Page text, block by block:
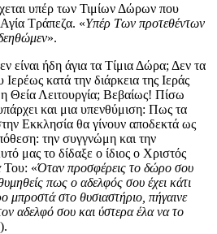
υπέρ των Τιμίων Δώρων που
Τράπεζα. «Υπέρ Των προτεθέντων
».
είναι ήδη άγια τα Τίμια Δώρα; Δεν τα
κατά την διάρκεια της Ιεράς
Θεία Λειτουργία; Βεβαίως! Πίσω
και μια υπενθύμιση: Πως τα
Εκκλησία θα γίνουν αποδεκτά ως
την συγγνώμη και την
μας το δίδαξε ο ίδιος ο Χριστός
Του: «Όταν προσφέρεις το δώρο σου
πως ο αδελφός σου έχει κάτι
μπροστά στο θυσιαστήριο, πήγαινε
αδελφό σου και ύστερα έλα να το
).